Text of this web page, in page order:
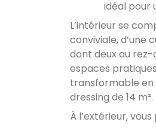
idéal pour
L’intérieur se
conviviale, d’une
dont deux au rez-
espaces
transformable en
dressing de 14 m².
À l’extérieur,